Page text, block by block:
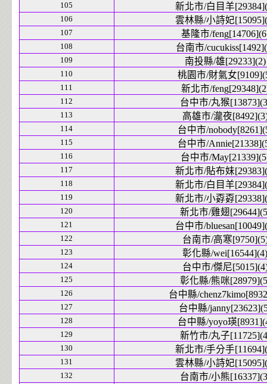
105 新北市/白目羊
106 雲林縣/小詩妃
107 基隆市/
108 台南市/
109 南投縣/雄[29233](2)
110 桃園市/財氣女
111 新北市/
112 台中市/丸猴
113 高雄市/瀧夜
114 台中市/
115 台中市/
116 台中市/
117 新北市/貼布妹
118 新北市/白目羊
119 新北市/小孬孬
120 新北市/雞翅
121 台中市/
122 台南市/高寒
123 彰化縣/wei[16544](4)
124 台中市/傑尼
125 彰化縣/熊咪
126 台中縣/
127 台中縣/
128 台中縣/yoyo瑛
129 新竹市/丸子
130 新北市/手分手
131 雲林縣/小詩妃
132 台南市/小熊